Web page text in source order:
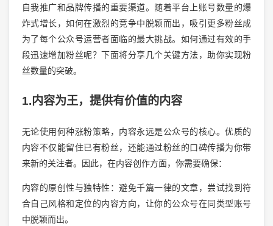
自我推广和品牌传播的重要渠道。随着平台上账号数量的爆
炸式增长，如何在激烈的竞争中脱颖而出，吸引更多粉丝成
为了每个公众号运营者面临的最大挑战。如何通过有效的手
段迅速增加粉丝呢？下面将分享几个关键方法，助你实现粉
丝数量的突破。
1.内容为王，提供有价值的内容
无论使用何种涨粉策略，内容永远是公众号的核心。优质的
内容不仅能留住已有粉丝，还能通过粉丝的口碑传播为你带
来新的关注者。因此，在内容创作方面，你需要确保：
内容的原创性与独特性：避免千篇一律的文章，尝试找到符
合自己风格和定位的内容方向，让你的公众号在同类型账号
中脱颖而出。